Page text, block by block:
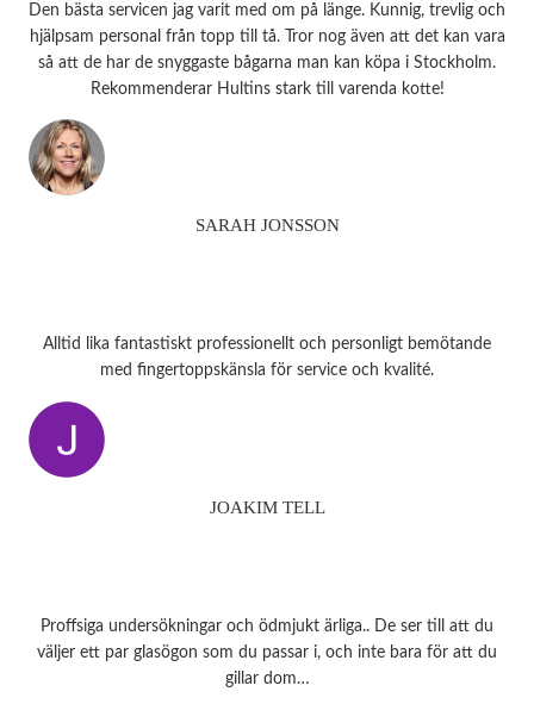
Den bästa servicen jag varit med om på länge. Kunnig, trevlig och
hjälpsam personal från topp till tå. Tror nog även att det kan vara
så att de har de snyggaste bågarna man kan köpa i Stockholm.
Rekommenderar Hultins stark till varenda kotte!
SARAH JONSSON
Alltid lika fantastiskt professionellt och personligt bemötande
med fingertoppskänsla för service och kvalité.
JOAKIM TELL
Proffsiga undersökningar och ödmjukt ärliga.. De ser till att du
väljer ett par glasögon som du passar i, och inte bara för att du
gillar dom…